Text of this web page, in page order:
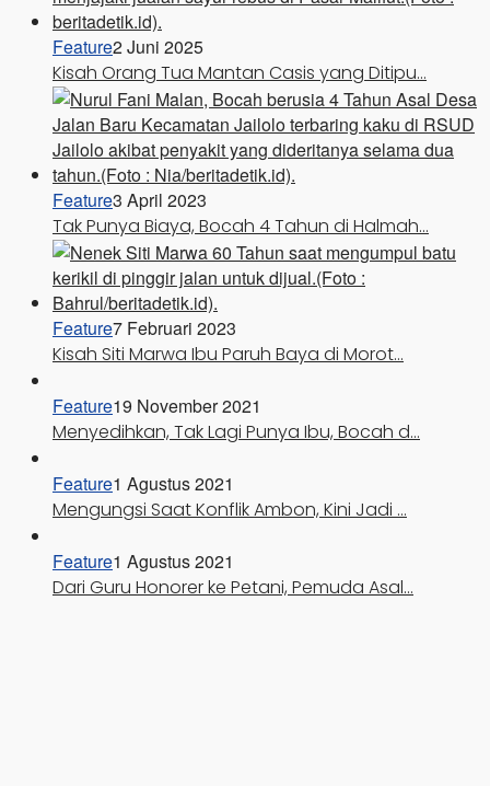
Feature2 Juni 2025
Kisah Orang Tua Mantan Casis yang Ditipu…
Feature3 April 2023
Tak Punya Biaya, Bocah 4 Tahun di Halmah…
Feature7 Februari 2023
Kisah Siti Marwa Ibu Paruh Baya di Morot…
Feature19 November 2021
Menyedihkan, Tak Lagi Punya Ibu, Bocah d…
Feature1 Agustus 2021
Mengungsi Saat Konflik Ambon, Kini Jadi …
Feature1 Agustus 2021
Dari Guru Honorer ke Petani, Pemuda Asal…